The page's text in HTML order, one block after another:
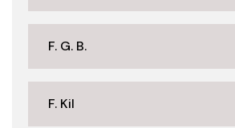
F. G. B.
F. Kil